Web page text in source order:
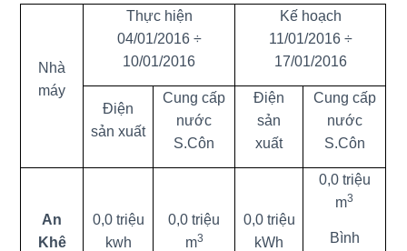
Nhà
máy
Thực hiện
04/01/2016 ÷
10/01/2016
Kế hoạch
11/01/2016 ÷
17/01/2016
Điện
sản xuất
Cung cấp
nước
S.Côn
Điện
sản
xuất
Cung cấp
nước
S.Côn
An
Khê
0,0 triệu
kwh
0,0 triệu
m3
0,0 triệu
kWh
0,0 triệu
m3
Bình